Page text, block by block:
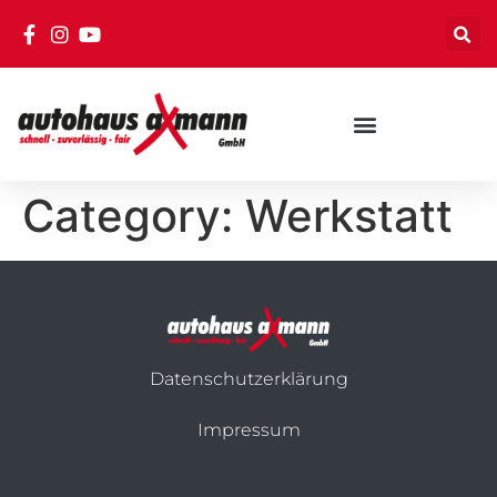
Category: Werkstatt
Datenschutzerklärung
Impressum